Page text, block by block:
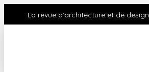
La revue d'architecture et de design